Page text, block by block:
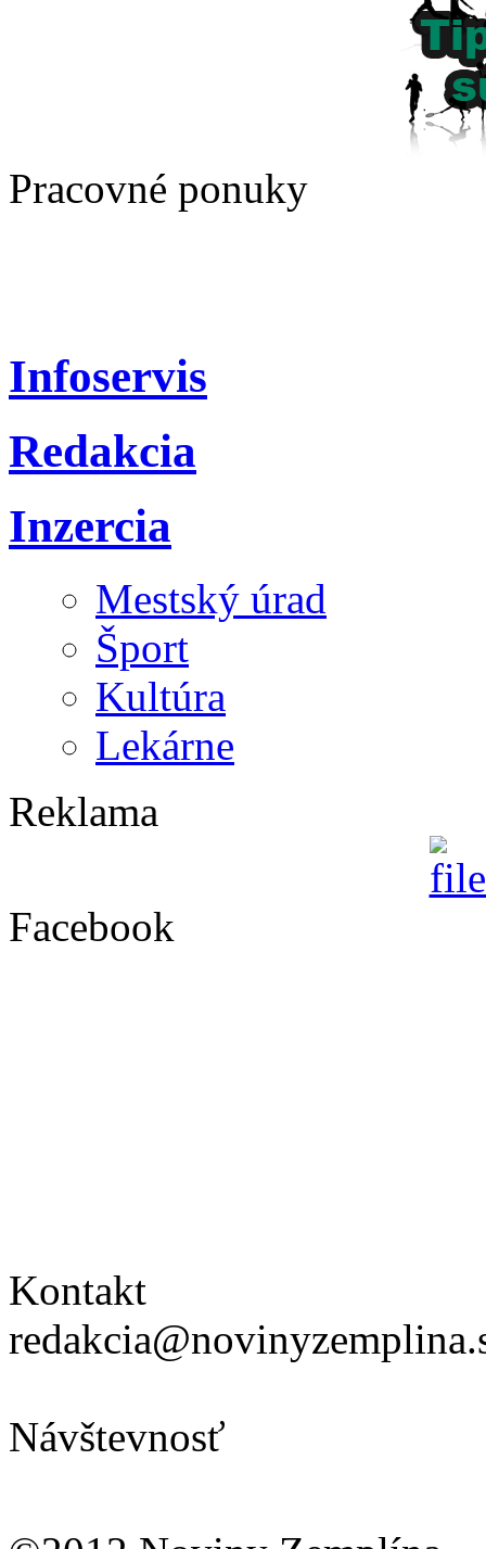
Pracovné ponuky
Infoservis
Redakcia
Inzercia
Mestský úrad
Šport
Kultúra
Lekárne
Reklama
Facebook
Kontakt
Návštevnosť